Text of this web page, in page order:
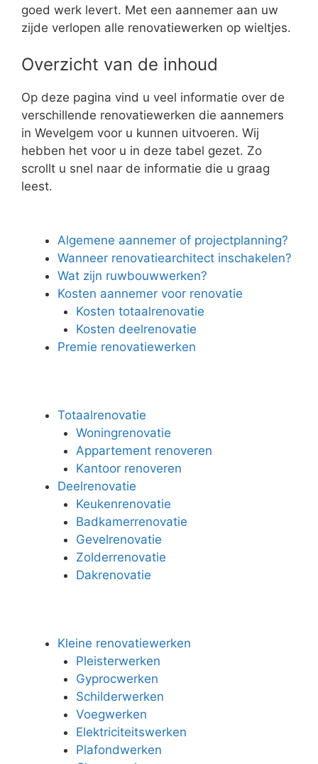
goed werk levert. Met een aannemer aan uw
zijde verlopen alle renovatiewerken op wieltjes.
Overzicht van de inhoud
Op deze pagina vind u veel informatie over de
verschillende renovatiewerken die aannemers
in Wevelgem voor u kunnen uitvoeren. Wij
hebben het voor u in deze tabel gezet. Zo
scrollt u snel naar de informatie die u graag
leest.
Algemene aannemer of projectplanning?
Wanneer renovatiearchitect inschakelen?
Wat zijn ruwbouwwerken?
Kosten aannemer voor renovatie
Kosten totaalrenovatie
Kosten deelrenovatie
Premie renovatiewerken
Totaalrenovatie
Woningrenovatie
Appartement renoveren
Kantoor renoveren
Deelrenovatie
Keukenrenovatie
Badkamerrenovatie
Gevelrenovatie
Zolderrenovatie
Dakrenovatie
Kleine renovatiewerken
Pleisterwerken
Gyprocwerken
Schilderwerken
Voegwerken
Elektriciteitswerken
Plafondwerken